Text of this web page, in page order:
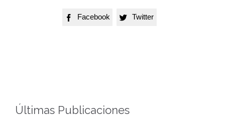
 Facebook  Twitter
Últimas Publicaciones